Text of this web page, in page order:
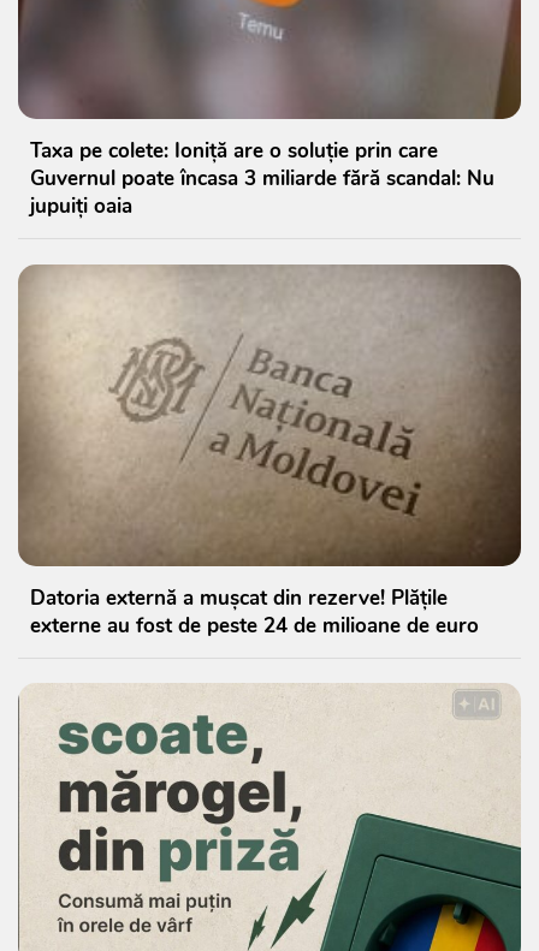
Taxa pe colete: Ioniță are o soluție prin care
Guvernul poate încasa 3 miliarde fără scandal: Nu
jupuiți oaia
Datoria externă a mușcat din rezerve! Plățile
externe au fost de peste 24 de milioane de euro